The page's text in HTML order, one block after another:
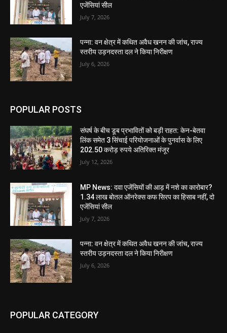
एजेंसियां सील
July 7, 2026
पन्ना: वन क्षेत्र में कथित अवैध खनन की जांच, राज्य
स्तरीय उड़नदस्ता दल ने किया निरीक्षण
July 6, 2026
POPULAR POSTS
संघर्ष के बीच डूब प्रभावितों को बड़ी राहत: केन-बेतवा
लिंक समेत 3 सिंचाई परियोजनाओं के पुनर्वास के लिए
202.50 करोड़ रुपये अतिरिक्त मंजूर
July 12, 2026
MP News: दवा एजेंसियों की आड़ में नशे का कारोबार?
1.34 लाख बोतल ऑनरेक्स कफ सिरप का हिसाब नहीं, दो
एजेंसियां सील
July 7, 2026
पन्ना: वन क्षेत्र में कथित अवैध खनन की जांच, राज्य
स्तरीय उड़नदस्ता दल ने किया निरीक्षण
July 6, 2026
POPULAR CATEGORY